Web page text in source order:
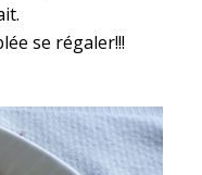
se régaler!!!